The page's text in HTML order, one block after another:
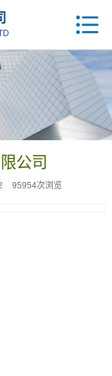
公司
95954次浏览